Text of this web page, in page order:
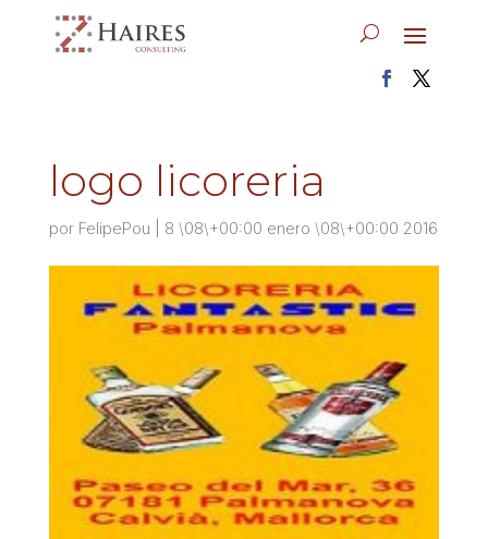
logo licoreria
por FelipePou 8 \08\+00:00 enero \08\+00:00 2016